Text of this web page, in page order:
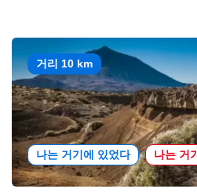
거리 10 km
나는 거기에 있었다 나는 거